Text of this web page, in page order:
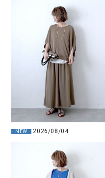
NEW 2026/08/04